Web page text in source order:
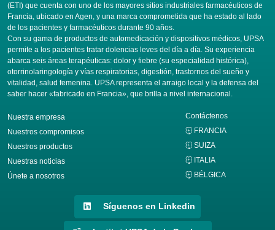
(ETI) que cuenta con uno de los mayores sitios industriales farmacéuticos de
Francia, ubicado en Agen, y una marca comprometida que ha estado al lado
de los pacientes y farmacéuticos durante 90 años.
Con su gama de productos de automedicación y dispositivos médicos, UPSA
permite a los pacientes tratar dolencias leves del día a día. Su experiencia
abarca seis áreas terapéuticas: dolor y fiebre (su especialidad histórica),
otorrinolaringología y vías respiratorias, digestión, trastornos del sueño y
vitalidad, salud femenina. UPSA representa el arraigo local y la defensa del
saber hacer «fabricado en Francia», que brilla a nivel internacional.
Nuestra empresa
Nuestros compromisos
Nuestros productos
Nuestras noticias
Únete a nosotros
Contáctenos
FRANCIA
SUIZA
ITALIA
BÉLGICA
Síguenos en Linkedin